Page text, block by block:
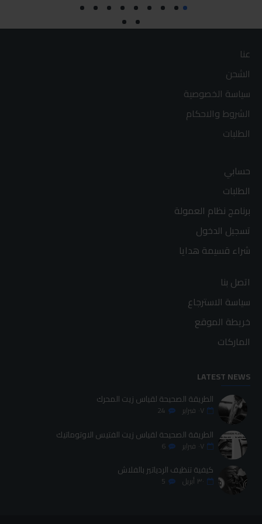
عنا
الشحن
سياسة الخصوصية
الشروط والاحكام
الطلبات
حسابي
الطلبات
برنامج نظام العمولة
تسجيل الدخول
شراء قسيمة هدايا
اتصل بنا
سياسة الاسترجاع
خريطة الموقع
الماركات
LATEST NEWS
الطريقة الصحيحة لقياس زيت المحرك
٠٧ فبراير 24
الطريقة الصحيحة لقياس زيت الفتيس الاوتوماتيك
٠٧ فبراير 6
كيفية تنظيف الردياتير بالفلاش
٣٠ أبريل 5